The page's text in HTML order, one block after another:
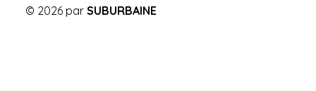
© 2026 par SUBURBAINE